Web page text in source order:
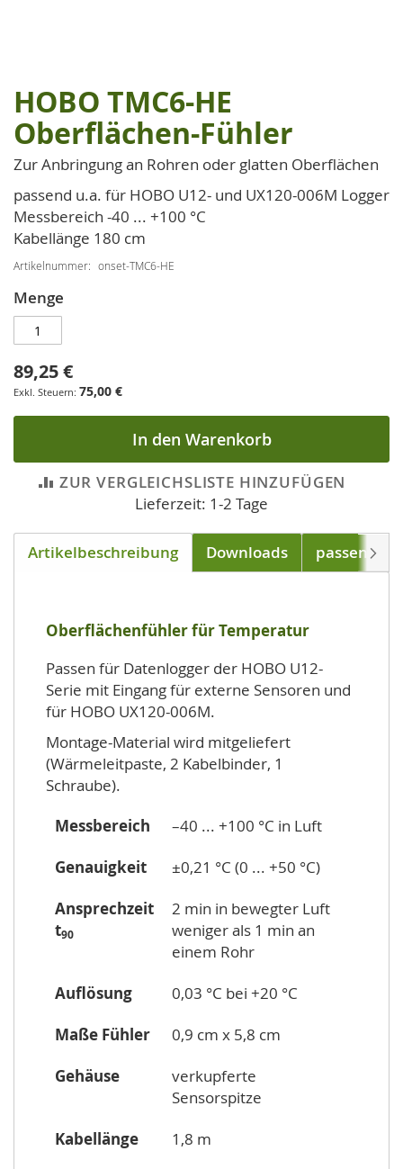
Zum
Anfang
der
Bildgalerie
HOBO TMC6-HE
Oberflächen-Fühler
Zur Anbringung an Rohren oder glatten Oberflächen
passend u.a. für HOBO U12- und UX120-006M Logger
Messbereich -40 ... +100 °C
Kabellänge 180 cm
Artikelnummer onset-TMC6-HE
Menge
89,25 €
75,00 €
In den Warenkorb
ZUR VERGLEICHSLISTE HINZUFÜGEN
Lieferzeit: 1-2 Tage
Artikelbeschreibung Downloads passend für
Oberflächenfühler für Temperatur
Passen für Datenlogger der HOBO U12-
Serie mit Eingang für externe Sensoren und
für HOBO UX120-006M.
Montage-Material wird mitgeliefert
(Wärmeleitpaste, 2 Kabelbinder, 1
Schraube).
Messbereich
–40 ... +100 °C in Luft
Genauigkeit
±0,21 °C (0 ... +50 °C)
Ansprechzeit
t90
2 min in bewegter Luft
weniger als 1 min an
einem Rohr
Auflösung
0,03 °C bei +20 °C
Maße Fühler
0,9 cm x 5,8 cm
Gehäuse
verkupferte
Sensorspitze
Kabellänge
1,8 m